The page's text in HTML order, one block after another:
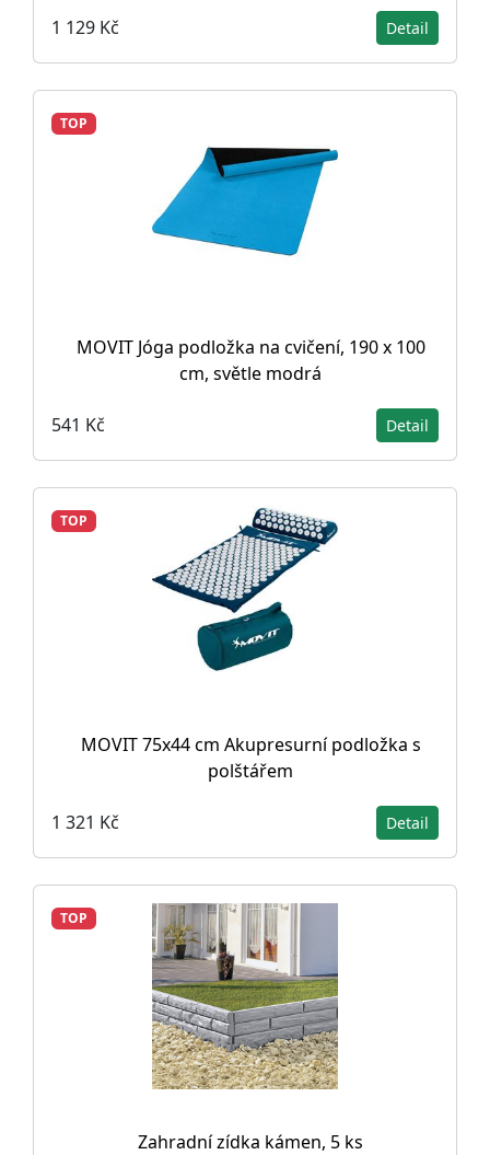
1 129 Kč Detail
TOP
MOVIT Jóga podložka na cvičení, 190 x 100
cm, světle modrá
541 Kč Detail
TOP
MOVIT 75x44 cm Akupresurní podložka s
polštářem
1 321 Kč Detail
TOP
Zahradní zídka kámen, 5 ks